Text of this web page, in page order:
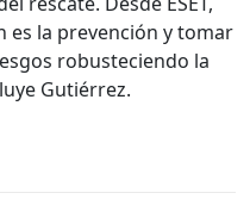
es la prevención y tomar
robusteciendo la
Gutiérrez.